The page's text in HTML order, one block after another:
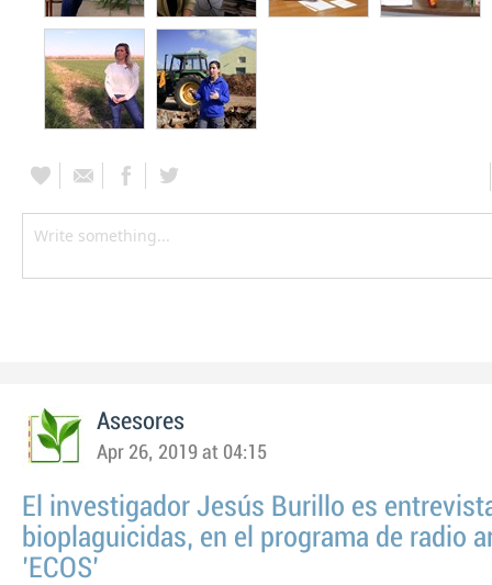
Asesores
Apr 26, 2019 at 04:15
El investigador Jesús Burillo es
bioplaguicidas, en el programa de radio
'ECOS'